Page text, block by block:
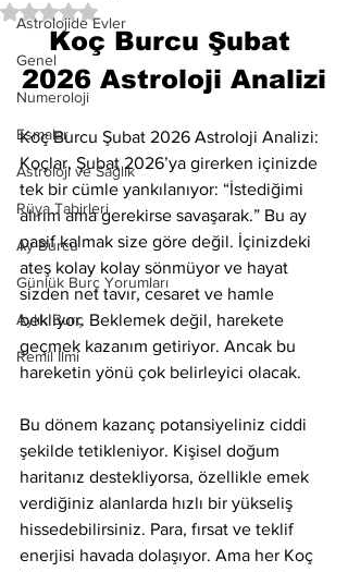
Astrolojide Evler
Genel
Numeroloji
Esmalar
Astroloji ve Sağlık
Rüya Tabirleri
Ay Burcu
Günlük Burç Yorumları
Aylık Burç
Remil İlmi
5 üzerinden NaN yıldız
Koç Burcu Şubat
2026 Astroloji Analizi
Koç Burcu Şubat 2026 Astroloji Analizi:
Koçlar, Şubat 2026’ya girerken içinizde
tek bir cümle yankılanıyor: “İstediğimi
alırım ama gerekirse savaşarak.” Bu ay
pasif kalmak size göre değil. İçinizdeki
ateş kolay kolay sönmüyor ve hayat
sizden net tavır, cesaret ve hamle
bekliyor. Beklemek değil, harekete
geçmek kazanım getiriyor. Ancak bu
hareketin yönü çok belirleyici olacak.
Bu dönem kazanç potansiyeliniz ciddi
şekilde tetikleniyor. Kişisel doğum
haritanız destekliyorsa, özellikle emek
verdiğiniz alanlarda hızlı bir yükseliş
hissedebilirsiniz. Para, fırsat ve teklif
enerjisi havada dolaşıyor. Ama her Koç